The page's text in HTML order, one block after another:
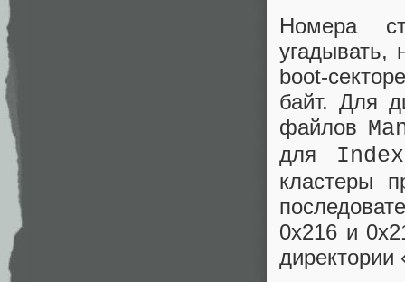
Номера
угадывать,
boot-
байт. Для
файлов
для
кластеры
0x216 и
директории